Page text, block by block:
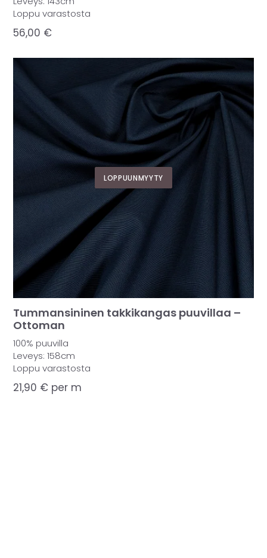
Loppu varastosta
56,00 €
Tummansininen takkikangas puuvillaa –
Ottoman
100% puuvilla
Leveys: 158cm
Loppu varastosta
21,90 € per m
LOPPUUNMYYTY